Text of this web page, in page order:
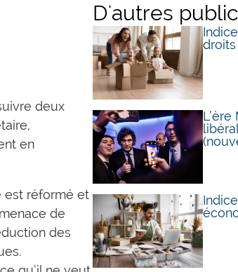
deux
en
est réformé et
de
des
D'autres